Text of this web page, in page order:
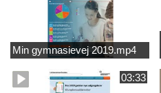
Min gymnasievej 2019.mp4
03:33